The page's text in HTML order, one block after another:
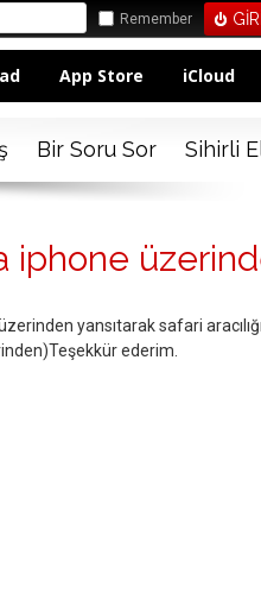
Remember
App Store iCloud
Bir Soru Sor Sihirli
yansıtarak safari
ederim.